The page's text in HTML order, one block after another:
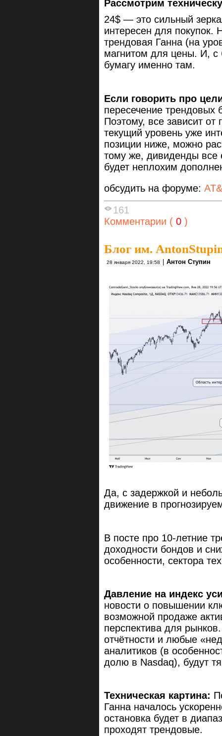
Рассмотрим
24$ — это сильный
интересен для покупок.
трендовая Ганна (на
магнитом для цены. И,
бумагу именно там.
Если говорить про
пересечение трендовых
Поэтому, все зависит от
текущий уровень уже
позиции ниже, можно
тому же, дивиденды все
будет неплохим
обсудить на форуме:
161
Комментарии ( 0 )
Блог им.
28 января 2022, 19:58 Антон Ступин
Да, с задержкой и
движение в
В посте про 10-летние
доходности бондов и
особенности, сектора
Давление на индекс
новости о повышении
возможной продаже
перспектива для
отчётности и любые
аналитиков (в
долю в Nasdaq), будут
Техническая картина:
Ганна началось
остановка будет в
проходят трендовые.